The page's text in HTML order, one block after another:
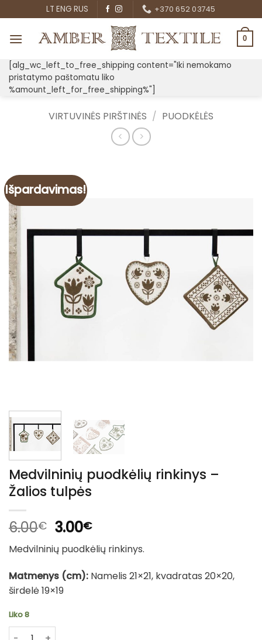
to
content
LT ENG RUS +370 652 03745
0
[alg_wc_left_to_free_shipping content="Iki nemokamo
pristatymo paštomatu liko
%amount_left_for_free_shipping%"]
VIRTUVINĖS PIRŠTINĖS / PUODKĖLĖS
Išpardavimas!
Medvilninių puodkėlių rinkinys –
Žalios tulpės
6.00€ Original
price
was:
6.00€.
3.00€Current
price
is:
3.00€.
Medvilninių puodkėlių rinkinys.
Matmenys (cm): Namelis 21×21, kvadratas 20×20,
širdelė 19×19
Liko 8
produkto kiekis: Medvilninių puodkėlių rinkinys - Žalios